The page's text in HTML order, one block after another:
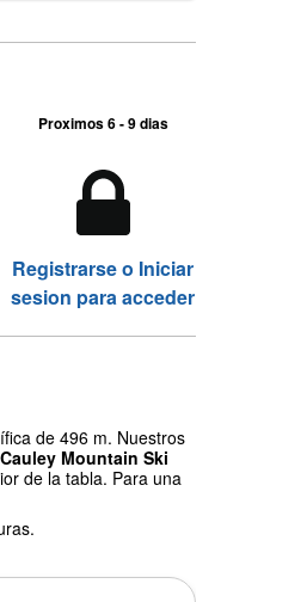
Proximos 6 - 9 dias
Registrarse o Iniciar
sesion para acceder
de 496 m. Nuestros
Mountain Ski
de la tabla. Para una